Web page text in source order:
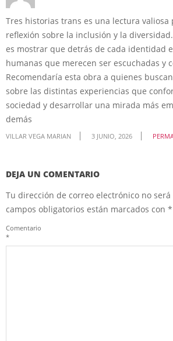
Tres historias trans es una lectura valiosa
reflexión sobre la inclusión y la
es mostrar que detrás de cada identidad
humanas que merecen ser escuchadas y
Recomendaría esta obra a quienes
sobre las distintas experiencias que
sociedad y desarrollar una mirada más
demás
VILLAR VEGA MARIAN 3 JUNIO, 2026
DEJA UN COMENTARIO
Tu dirección de correo electrónico no
campos obligatorios están marcados con *
Comentario
*